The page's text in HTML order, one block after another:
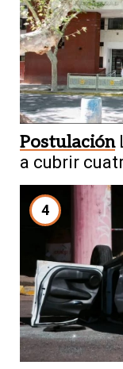
Postulación
a cubrir
4